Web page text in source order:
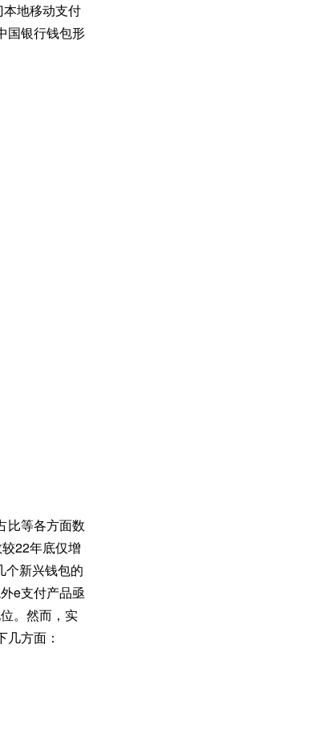
地移动支付
国银行钱包形
比等各方面数
22年底仅增
个新兴钱包的
e支付产品亟
。然而，实
方面：